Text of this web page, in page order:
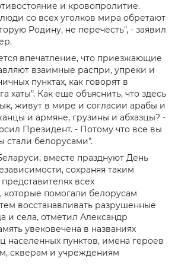
и кровопролитие.
со всех уголков мира обретают
Родину, не перечесть", - заявил
впечатление, что приезжающие
взаимные распри, упреки и
пунктах, как говорят в
хаты". Как еще объяснить, что здесь
живут в мире и согласии арабы и
и армяне, грузины и абхазцы? -
Президент. - Потому что все вы
стали белорусами".
вместе празднуют День
сохраняя таким
всех
которые помогали белорусам
восстанавливать разрушенные
и села, отметил Александр
увековечена в названиях
населенных пунктов, имена героев
скверам и учреждениям